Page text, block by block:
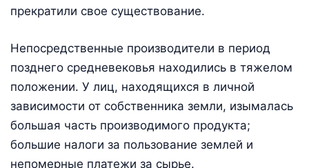
прекратили свое существование.
Непосредственные производители в период
позднего средневековья находились в тяжелом
положении. У лиц, находящихся в личной
зависимости от собственника земли, изымалась
большая часть производимого продукта;
большие налоги за пользование землей и
непомерные платежи за сырье.